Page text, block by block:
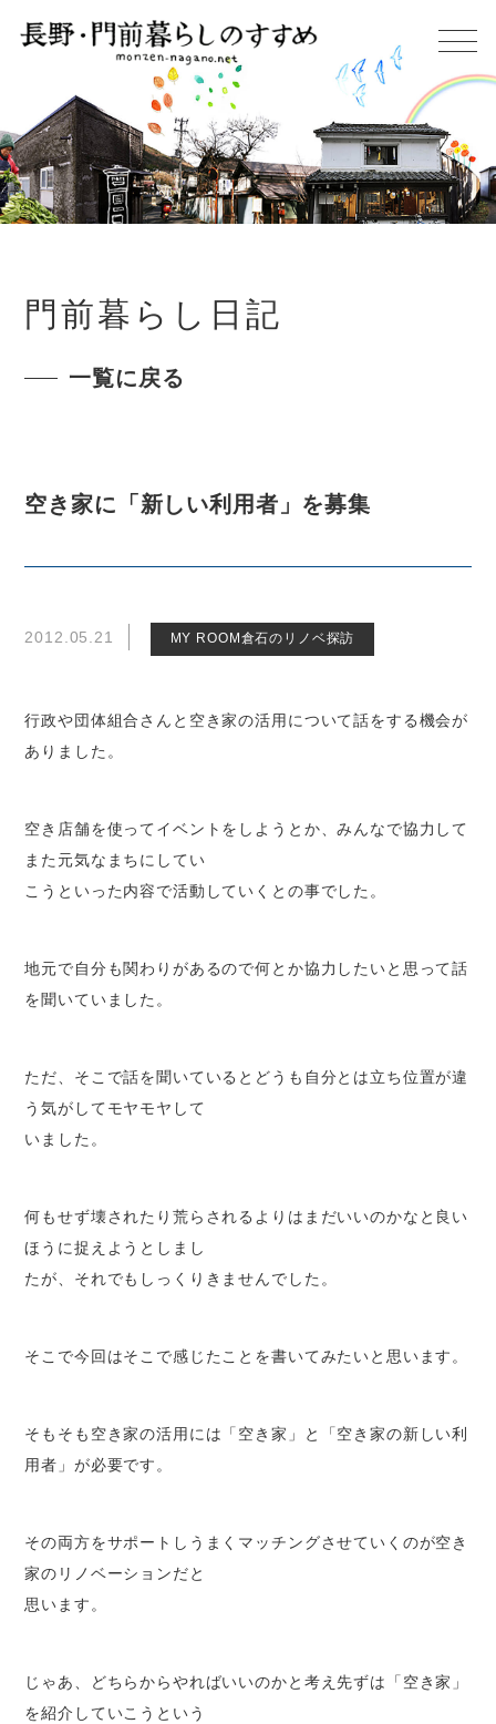
門前暮らし日記
一覧に戻る
空き家に「新しい利用者」を募集
2012.05.21 MY ROOM倉石のリノベ探訪
行政や団体組合さんと空き家の活用について話をする機会が
ありました。
空き店舗を使ってイベントをしようとか、みんなで協力して
また元気なまちにしてい
こうといった内容で活動していくとの事でした。
地元で自分も関わりがあるので何とか協力したいと思って話
を聞いていました。
ただ、そこで話を聞いているとどうも自分とは立ち位置が違
う気がしてモヤモヤして
いました。
何もせず壊されたり荒らされるよりはまだいいのかなと良い
ほうに捉えようとしまし
たが、それでもしっくりきませんでした。
そこで今回はそこで感じたことを書いてみたいと思います。
そもそも空き家の活用には「空き家」と「空き家の新しい利
用者」が必要です。
その両方をサポートしうまくマッチングさせていくのが空き
家のリノベーションだと
思います。
じゃあ、どちらからやればいいのかと考え先ずは「空き家」
を紹介していこうという